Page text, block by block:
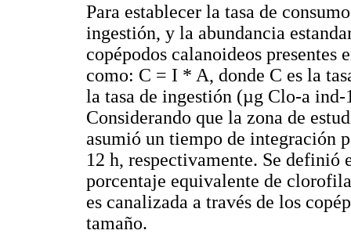
Para establecer la tasa de
ingestión, y la abundancia
copépodos calanoideos presentes
como: C = I * A, donde C es la
la tasa de ingestión (µg Clo-a
Considerando que la zona de
asumió un tiempo de integración
12 h, respectivamente. Se
porcentaje equivalente de
es canalizada a través de los
tamaño.